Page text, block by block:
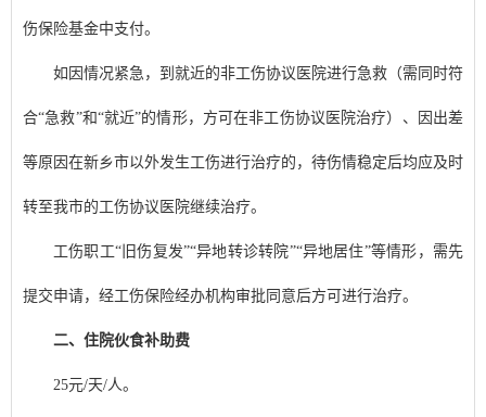
伤保险基金中支付。
如因情况紧急，到就近的非工伤协议医院进行急救（需同时符
合“急救”和“就近”的情形，方可在非工伤协议医院治疗）、因出差
等原因在新乡市以外发生工伤进行治疗的，待伤情稳定后均应及时
转至我市的工伤协议医院继续治疗。
工伤职工“旧伤复发”“异地转诊转院”“异地居住”等情形，需先
提交申请，经工伤保险经办机构审批同意后方可进行治疗。
二、住院伙食补助费
25元/天/人。